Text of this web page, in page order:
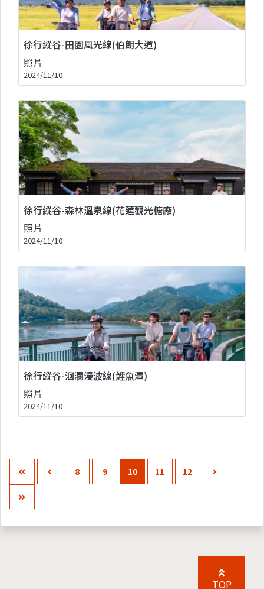
徐行縱谷-田園風光線(伯朗大道)
照片
2024/11/10
徐行縱谷-森林溫泉線(花蓮觀光糖廠)
照片
2024/11/10
徐行縱谷-洄瀾漫波線(鯉魚潭)
照片
2024/11/10
8 9 10 11 12
TOP